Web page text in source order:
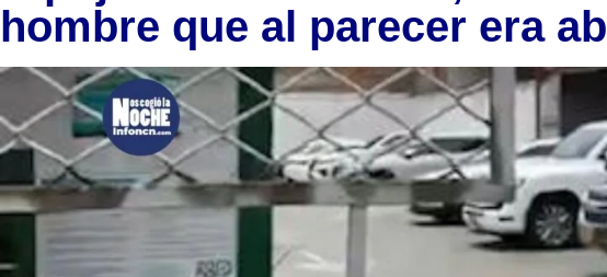
hombre que al parecer era